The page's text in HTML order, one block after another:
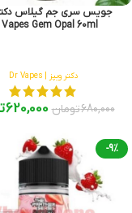
جویس سری جم گیلاس
Gem Opal 60ml
دکتر ویپز | Dr Vapes
680,000تومان 620,000
-9%